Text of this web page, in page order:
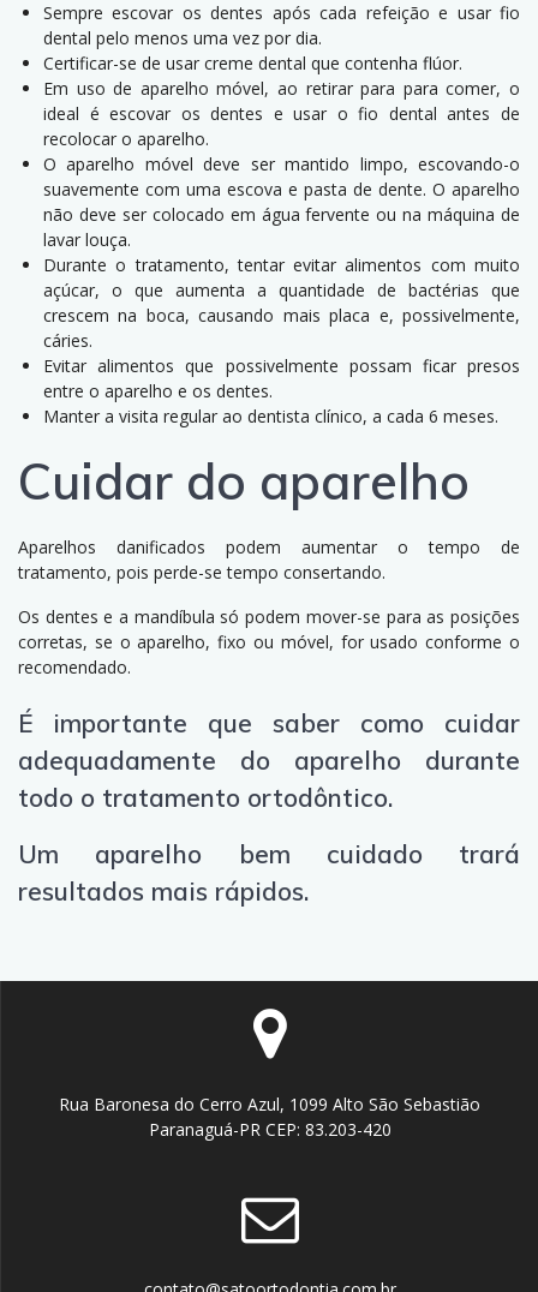
Sempre escovar os dentes após cada refeição e usar fio
dental pelo menos uma vez por dia.
Certificar-se de usar creme dental que contenha flúor.
Em uso de aparelho móvel, ao retirar para para comer, o
ideal é escovar os dentes e usar o fio dental antes de
recolocar o aparelho.
O aparelho móvel deve ser mantido limpo, escovando-o
suavemente com uma escova e pasta de dente. O aparelho
não deve ser colocado em água fervente ou na máquina de
lavar louça.
Durante o tratamento, tentar evitar alimentos com muito
açúcar, o que aumenta a quantidade de bactérias que
crescem na boca, causando mais placa e, possivelmente,
cáries.
Evitar alimentos que possivelmente possam ficar presos
entre o aparelho e os dentes.
Manter a visita regular ao dentista clínico, a cada 6 meses.
Cuidar do aparelho
Aparelhos danificados podem aumentar o tempo de
tratamento, pois perde-se tempo consertando.
Os dentes e a mandíbula só podem mover-se para as posições
corretas, se o aparelho, fixo ou móvel, for usado conforme o
recomendado.
É importante que saber como cuidar
adequadamente do aparelho durante
todo o tratamento ortodôntico.
Um aparelho bem cuidado trará
resultados mais rápidos.
Rua Baronesa do Cerro Azul, 1099 Alto São Sebastião
Paranaguá-PR CEP: 83.203-420